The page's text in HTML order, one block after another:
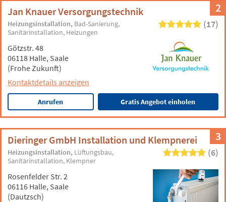
2
Jan Knauer Versorgungstechnik
Heizungsinstallation Bad-Sanierung
Sanitärinstallation Heizungen
(17)
Götzstr. 48
06118 Halle, Saale
(Frohe Zukunft)
Kontaktdetails anzeigen
Anrufen Gratis Angebot einholen
3
Dieringer GmbH Installation und Klempnerei
Heizungsinstallation Lüftungsbau
Sanitärinstallation Klempner
(6)
Rosenfelder Str. 2
06116 Halle, Saale
(Dautzsch)